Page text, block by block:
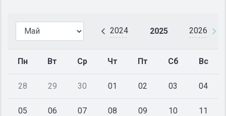
2024 2025 2026
Пн Вт Ср Чт Пт Сб Вс
28 29 30 01 02 03 04
05 06 07 08 09 10 11